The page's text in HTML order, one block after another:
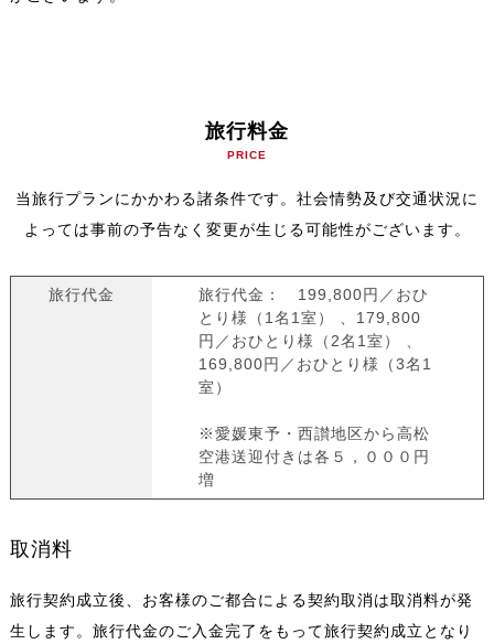
旅行料金
PRICE
当旅行プランにかかわる諸条件です。社会情勢及び交通状況に
よっては事前の予告なく変更が生じる可能性がございます。
旅行代金
旅行代金： 199,800円／おひ
とり様（1名1室） 、179,800
円／おひとり様（2名1室） 、
169,800円／おひとり様（3名1
室）
※愛媛東予・西讃地区から高松
空港送迎付きは各５，０００円
増
取消料
旅行契約成立後、お客様のご都合による契約取消は取消料が発
生します。旅行代金のご入金完了をもって旅行契約成立となり